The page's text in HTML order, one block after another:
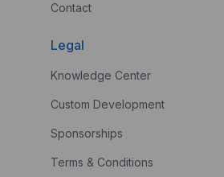
Contact
Legal
Knowledge Center
Custom Development
Sponsorships
Terms & Conditions